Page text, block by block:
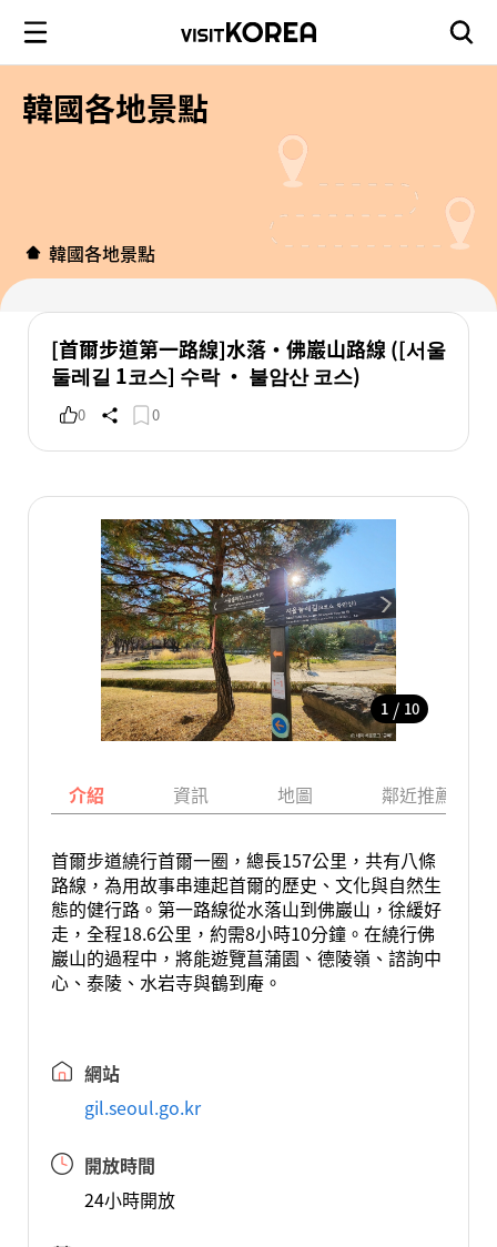
韓國各地景點
韓國各地景點
[首爾步道第一路線]水落‧佛巖山路線 ([서울
둘레길 1코스] 수락 · 불암산 코스)
0 0
1 / 10
介紹 資訊 地圖 鄰近推薦景點
首爾步道繞行首爾一圈，總長157公里，共有八條
路線，為用故事串連起首爾的歷史、文化與自然生
態的健行路。第一路線從水落山到佛巖山，徐緩好
走，全程18.6公里，約需8小時10分鐘。在繞行佛
巖山的過程中，將能遊覽菖蒲園、德陵嶺、諮詢中
心、泰陵、水岩寺與鶴到庵。
網站
gil.seoul.go.kr
開放時間
24小時開放